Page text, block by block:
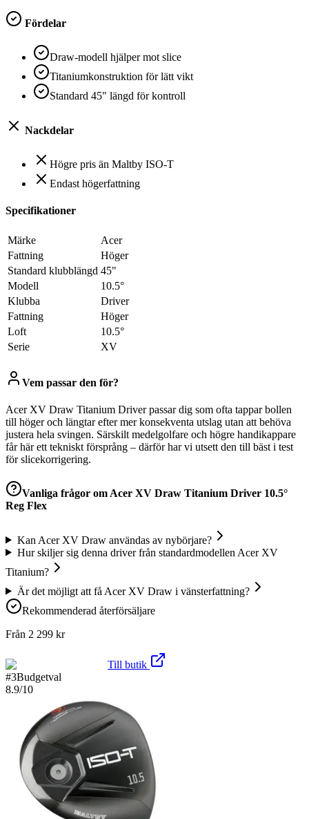
Fördelar
Draw-modell hjälper mot slice
Titaniumkonstruktion för lätt vikt
Standard 45" längd för kontroll
Nackdelar
Högre pris än Maltby ISO-T
Endast högerfattning
Specifikationer
Märke
Acer
Fattning
Höger
Standard klubblängd 45"
Modell
10.5°
Klubba
Driver
Fattning
Höger
Loft
10.5°
Serie
XV
Vem passar den för?
Acer XV Draw Titanium Driver passar dig som ofta tappar bollen
till höger och längtar efter mer konsekventa utslag utan att behöva
justera hela svingen. Särskilt medelgolfare och högre handikappare
får här ett tekniskt försprång – därför har vi utsett den till bäst i test
för slicekorrigering.
Vanliga frågor om Acer XV Draw Titanium Driver 10.5°
Reg Flex
Kan Acer XV Draw användas av nybörjare?
Hur skiljer sig denna driver från standardmodellen Acer XV
Titanium?
Är det möjligt att få Acer XV Draw i vänsterfattning?
Rekommenderad återförsäljare
Från 2 299 kr
Till butik
#3Budgetval
8.9/10